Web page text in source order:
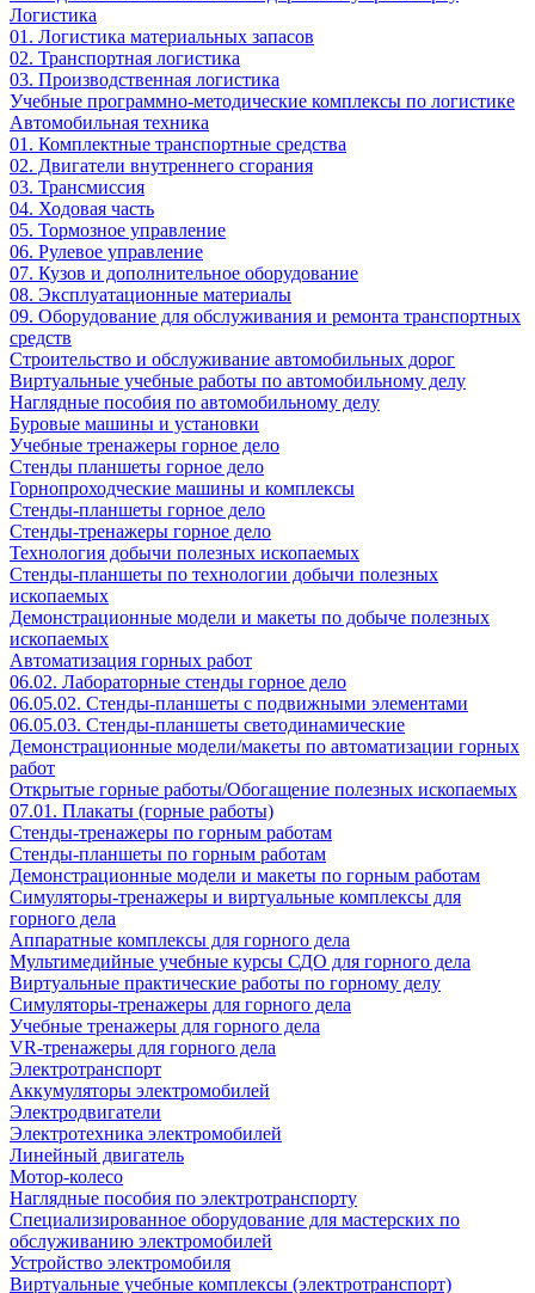
Логистика
01. Логистика материальных запасов
02. Транспортная логистика
03. Производственная логистика
Учебные программно-методические комплексы по логистике
Автомобильная техника
01. Комплектные транспортные средства
02. Двигатели внутреннего сгорания
03. Трансмиссия
04. Ходовая часть
05. Тормозное управление
06. Рулевое управление
07. Кузов и дополнительное оборудование
08. Эксплуатационные материалы
09. Оборудование для обслуживания и ремонта транспортных
средств
Строительство и обслуживание автомобильных дорог
Виртуальные учебные работы по автомобильному делу
Наглядные пособия по автомобильному делу
Буровые машины и установки
Учебные тренажеры горное дело
Стенды планшеты горное дело
Горнопроходческие машины и комплексы
Стенды-планшеты горное дело
Стенды-тренажеры горное дело
Технология добычи полезных ископаемых
Стенды-планшеты по технологии добычи полезных
ископаемых
Демонстрационные модели и макеты по добыче полезных
ископаемых
Автоматизация горных работ
06.02. Лабораторные стенды горное дело
06.05.02. Стенды-планшеты с подвижными элементами
06.05.03. Стенды-планшеты светодинамические
Демонстрационные модели/макеты по автоматизации горных
работ
Открытые горные работы/Обогащение полезных ископаемых
07.01. Плакаты (горные работы)
Стенды-тренажеры по горным работам
Стенды-планшеты по горным работам
Демонстрационные модели и макеты по горным работам
Симуляторы-тренажеры и виртуальные комплексы для
горного дела
Аппаратные комплексы для горного дела
Мультимедийные учебные курсы СДО для горного дела
Виртуальные практические работы по горному делу
Симуляторы-тренажеры для горного дела
Учебные тренажеры для горного дела
VR-тренажеры для горного дела
Электротранспорт
Аккумуляторы электромобилей
Электродвигатели
Электротехника электромобилей
Линейный двигатель
Мотор-колесо
Наглядные пособия по электротранспорту
Специализированное оборудование для мастерских по
обслуживанию электромобилей
Устройство электромобиля
Виртуальные учебные комплексы (электротранспорт)